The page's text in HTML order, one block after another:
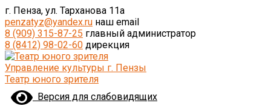
г. Пенза, ул. Тарханова 11а
penzatyz@yandex.ru наш email
8 (909) 315-87-25 главный администратор
8 (8412) 98-02-60 дирекция
Управление культуры г. Пензы
Театр юного зрителя
Версия для слабовидящих